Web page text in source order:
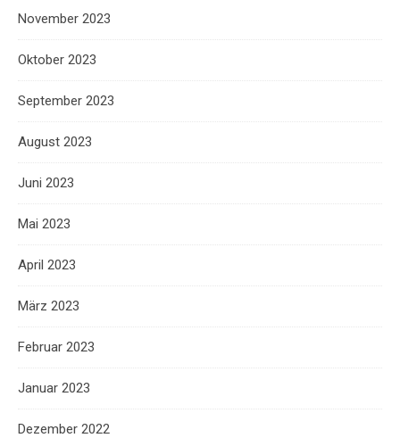
November 2023
Oktober 2023
September 2023
August 2023
Juni 2023
Mai 2023
April 2023
März 2023
Februar 2023
Januar 2023
Dezember 2022